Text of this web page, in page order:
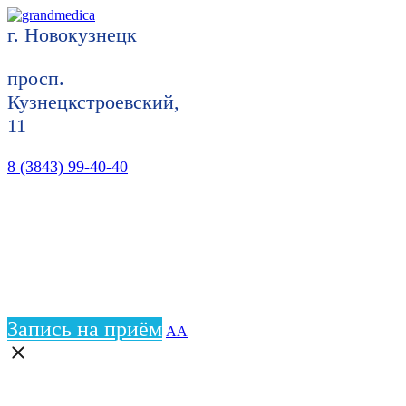
г. Новокузнецк
просп.
Кузнецкстроевский,
11
8 (3843) 99-40-40
Запись на приём АА